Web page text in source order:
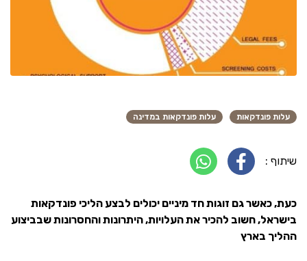
עלות פונדקאות עלות פונדקאות במדינה
שיתוף :
כעת, כאשר גם זוגות חד מיניים יכולים לבצע הליכי פונדקאות
בישראל, חשוב להכיר את העלויות, היתרונות והחסרונות שבביצוע
ההליך בארץ